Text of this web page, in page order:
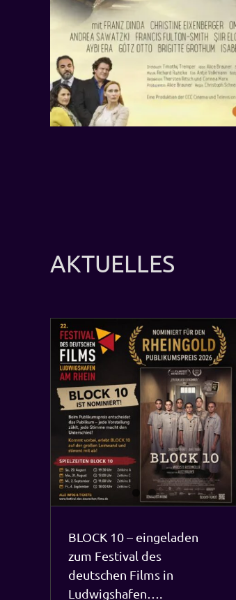
AKTUELLES
BLOCK 10 – eingeladen
zum Festival des
deutschen Films in
Ludwigshafen….
BLOCK 10 beim Filmfest München
erhielt Standing Ovations und
positive Kritiken……….
Aktuelles